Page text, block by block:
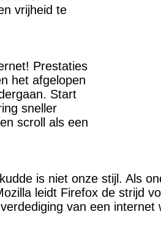
vrijheid te
Prestaties
het afgelopen
Start
sneller
scroll als een
is niet onze stijl. Als
leidt Firefox de strijd
van een internet